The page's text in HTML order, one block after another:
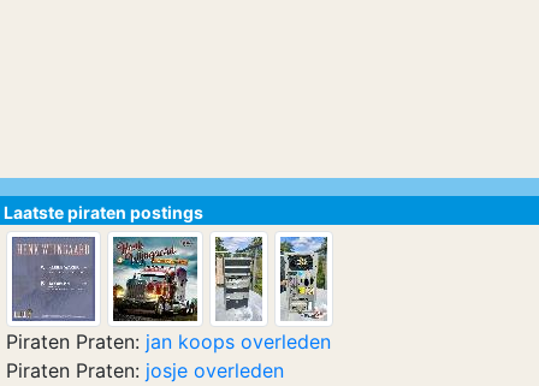
Laatste piraten postings
Piraten Praten: jan koops overleden
Piraten Praten: josje overleden